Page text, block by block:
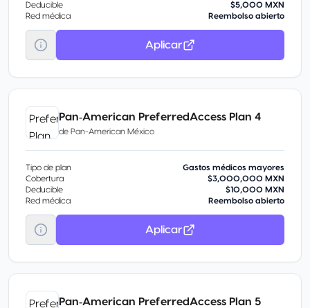
Deducible
$5,000 MXN
Red médica
Reembolso abierto
Aplicar
Pan‑American PreferredAccess Plan 4
de Pan-American México
Tipo de plan
Gastos médicos mayores
Cobertura
$3,000,000 MXN
Deducible
$10,000 MXN
Red médica
Reembolso abierto
Aplicar
Pan‑American PreferredAccess Plan 5